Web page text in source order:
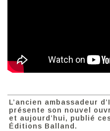
L’ancien ambassadeur
présente son nouvel
et aujourd’hui, publié
Éditions Balland.